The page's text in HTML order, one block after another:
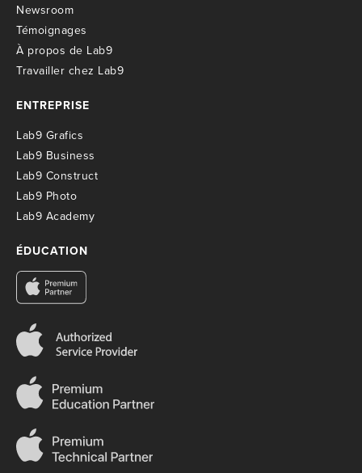
Newsroom
Témoignages
À propos de Lab9
Travailler chez Lab9
ENTREPRISE
Lab9 Grafics
Lab9 Business
Lab9 Construct
Lab9 Photo
Lab9 Academy
ÉDUCATION